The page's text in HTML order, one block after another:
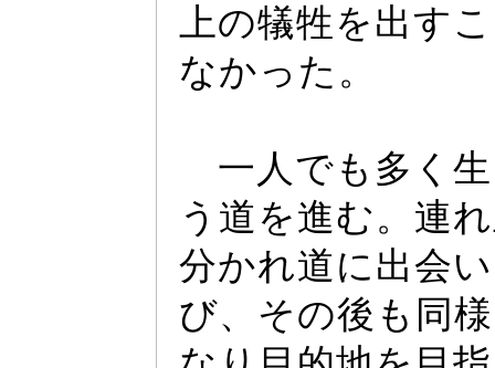
上の犠牲を出す
なかっ た。
一人でも多く
う道を進む。連
分かれ道に出会
び、その後も同